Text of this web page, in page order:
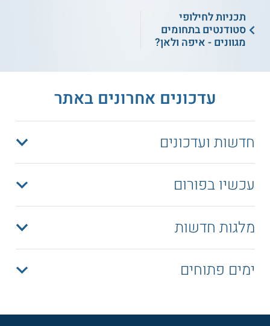
תכניות לחילופי
סטודנטים בתחומים
מגוונים - איפה ולאן?
עדכונים אחרונים באתר
חדשות ועדכונים
עכשיו בפורום
מלגות חדשות
ימים פתוחים